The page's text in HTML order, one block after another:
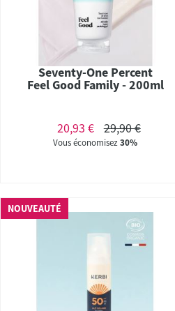
Seventy-One Percent
Feel Good Family - 200ml
20,93 € 29,90 €
Vous économisez30%
NOUVEAUTÉ